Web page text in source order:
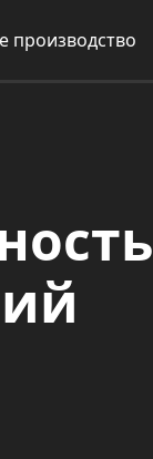
производство